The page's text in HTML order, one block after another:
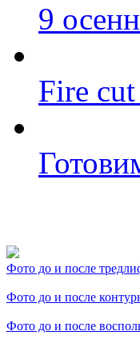
9
Fire
Фото до и после
Фото до и после
Фото до и после